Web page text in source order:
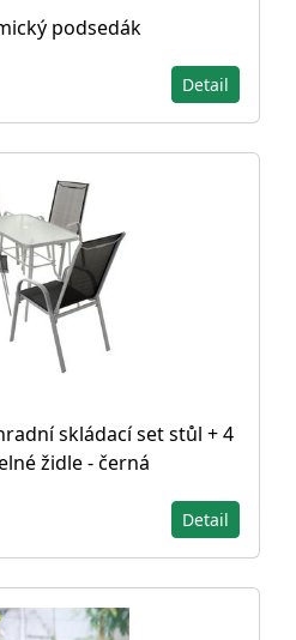
podsedák
Detail
skládací set stůl + 4
židle - černá
Detail